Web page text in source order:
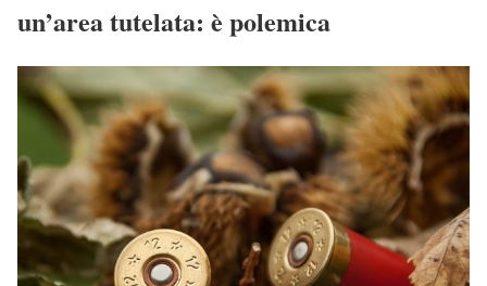
un’area tutelata: è polemica